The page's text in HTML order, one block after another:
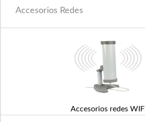
Accesorios Redes
Accesorios redes WIFI